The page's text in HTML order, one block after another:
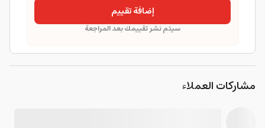
إضافة تقييم
سيتم نشر تقييمك بعد المراجعة
مشاركات العملاء